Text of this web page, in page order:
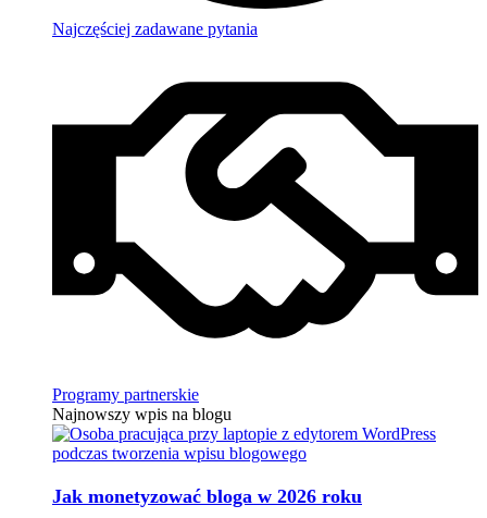
Najczęściej zadawane pytania
Programy partnerskie
Najnowszy wpis na blogu
Jak monetyzować bloga w 2026 roku